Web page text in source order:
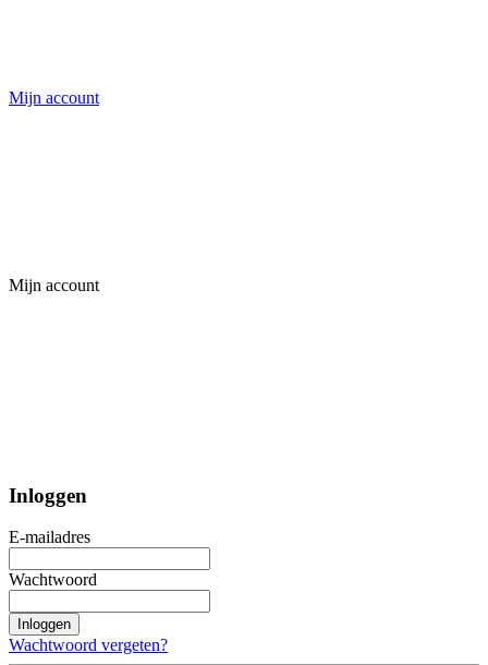
Mijn account
Mijn account
Inloggen
E-mailadres
Wachtwoord
Inloggen
Wachtwoord vergeten?